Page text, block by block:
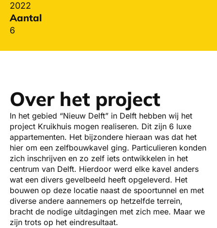
2022
Aantal
6
Over het project
In het gebied “Nieuw Delft” in Delft hebben wij het
project Kruikhuis mogen realiseren. Dit zijn 6 luxe
appartementen. Het bijzondere hieraan was dat het
hier om een zelfbouwkavel ging. Particulieren konden
zich inschrijven en zo zelf iets ontwikkelen in het
centrum van Delft. Hierdoor werd elke kavel anders
wat een divers gevelbeeld heeft opgeleverd. Het
bouwen op deze locatie naast de spoortunnel en met
diverse andere aannemers op hetzelfde terrein,
bracht de nodige uitdagingen met zich mee. Maar we
zijn trots op het eindresultaat.